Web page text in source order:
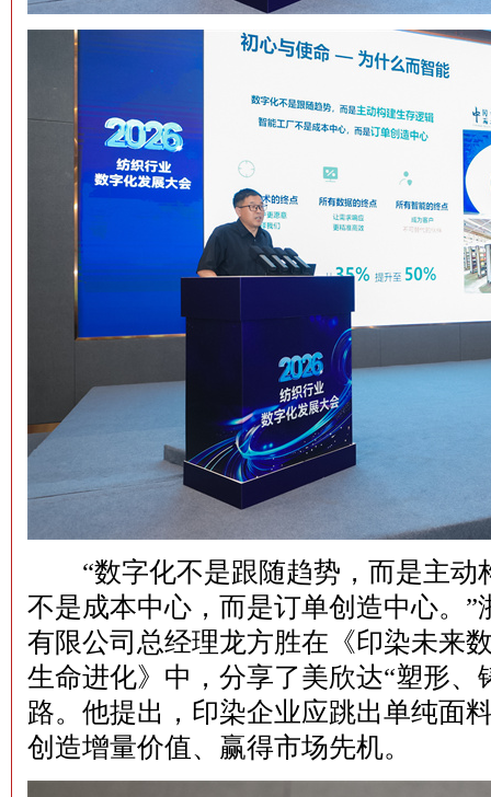
“数字化不是跟随趋势，而是主动
不是成本中心，而是订单创造中心。
有限公司总经理龙方胜在《印染未
生命进化》中，分享了美欣达“塑形、
路。他提出，印染企业应跳出单纯面
创造增量价值、赢得市场先机。